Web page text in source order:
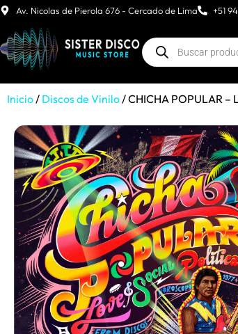
Av. Nicolas de Pierola 676 - Cercado de Lima +51
Inicio/ Discos de Vinilo/ CHICHA POPULAR –